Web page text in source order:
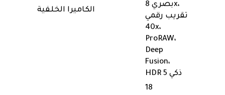
الكاميرا الخلفية
بصري 8x،
تقريب رقمي
40x،
ProRAW،
Deep
Fusion،
HDR ذكي 5
18